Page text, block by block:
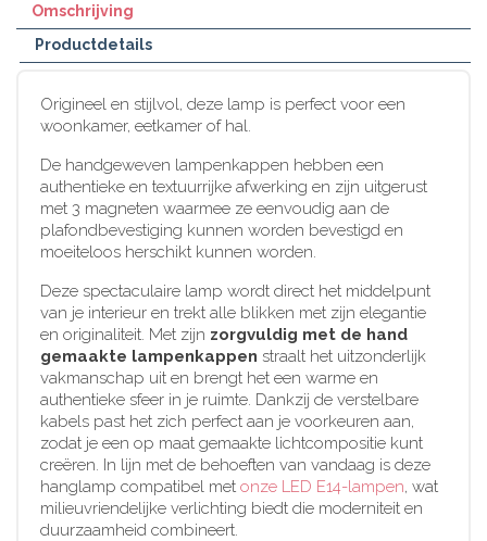
Omschrijving
Productdetails
Origineel en stijlvol, deze lamp is perfect voor een
woonkamer, eetkamer of hal.
De handgeweven lampenkappen hebben een
authentieke en textuurrijke afwerking en zijn uitgerust
met 3 magneten waarmee ze eenvoudig aan de
plafondbevestiging kunnen worden bevestigd en
moeiteloos herschikt kunnen worden.
Deze spectaculaire lamp wordt direct het middelpunt
van je interieur en trekt alle blikken met zijn elegantie
en originaliteit. Met zijn zorgvuldig met de hand
gemaakte lampenkappen straalt het uitzonderlijk
vakmanschap uit en brengt het een warme en
authentieke sfeer in je ruimte. Dankzij de verstelbare
kabels past het zich perfect aan je voorkeuren aan,
zodat je een op maat gemaakte lichtcompositie kunt
creëren. In lijn met de behoeften van vandaag is deze
hanglamp compatibel met onze LED E14-lampen, wat
milieuvriendelijke verlichting biedt die moderniteit en
duurzaamheid combineert.